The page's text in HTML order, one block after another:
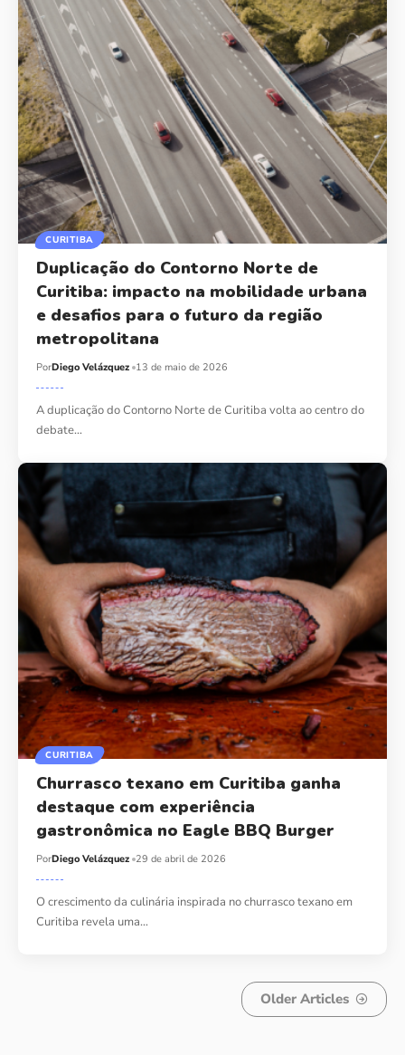
CURITIBA
Duplicação do Contorno Norte de
Curitiba: impacto na mobilidade urbana
e desafios para o futuro da região
metropolitana
PorDiego Velázquez 13 de maio de 2026
A duplicação do Contorno Norte de Curitiba volta ao centro do
debate…
CURITIBA
Churrasco texano em Curitiba ganha
destaque com experiência
gastronômica no Eagle BBQ Burger
PorDiego Velázquez 29 de abril de 2026
O crescimento da culinária inspirada no churrasco texano em
Curitiba revela uma…
Older Articles